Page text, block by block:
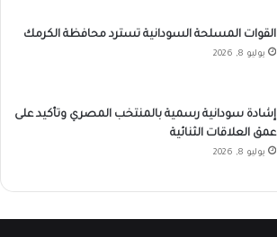
القوات المسلحة السودانية تسترد محافظة الكرمك
يوليو 8, 2026
إشادة سودانية رسمية بالمنتخب المصري وتأكيد على
عمق العلاقات الثنائية
يوليو 8, 2026